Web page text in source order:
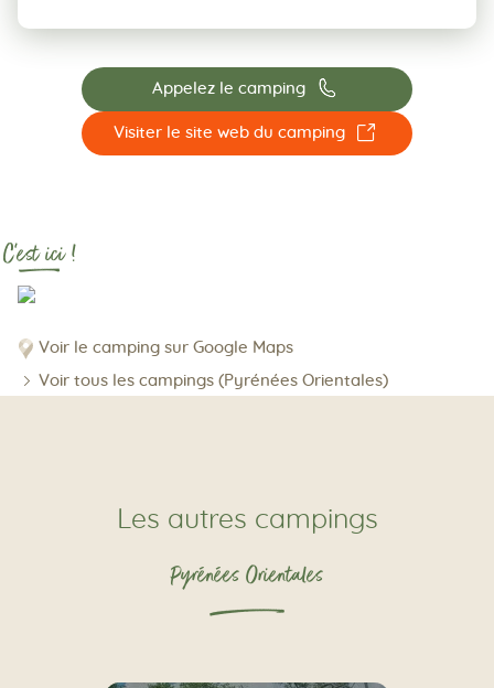
Appelez le camping 📞
Visiter le site web du camping ☐
C'est ici !
Voir le camping sur Google Maps
Voir tous les campings (Pyrénées Orientales)
Les autres campings
Pyrénées Orientales